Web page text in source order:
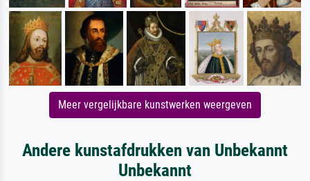
Meer vergelijkbare kunstwerken weergeven
Andere kunstafdrukken van Unbekannt
Unbekannt